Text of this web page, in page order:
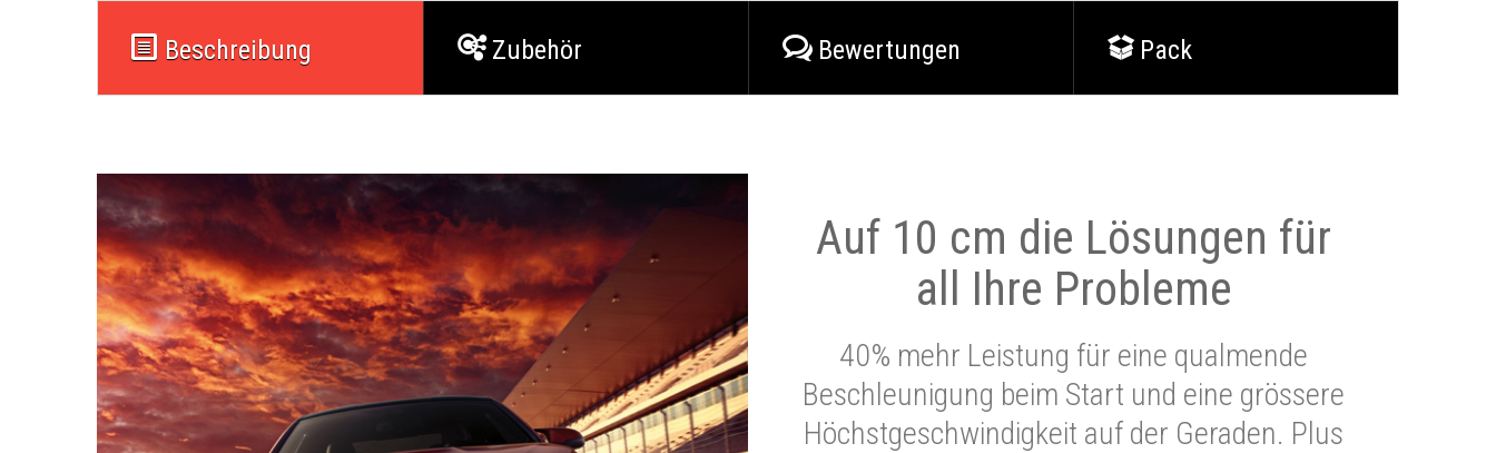
Beschreibung Zubehör Bewertungen Pack
Auf 10 cm die Lösungen für
all Ihre Probleme
40% mehr Leistung für eine qualmende
Beschleunigung beim Start und eine grössere
Höchstgeschwindigkeit auf der Geraden. Plus